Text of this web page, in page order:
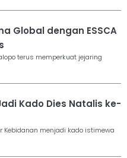
Global dengan ESSCA
terus memperkuat jejaring
Kado Dies Natalis ke-
Kebidanan menjadi kado istimewa